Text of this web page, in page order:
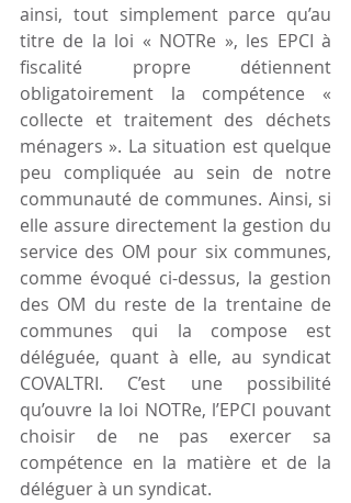
ainsi, tout simplement parce qu’au
titre de la loi « NOTRe », les EPCI à
fiscalité propre détiennent
obligatoirement la compétence «
collecte et traitement des déchets
ménagers ». La situation est quelque
peu compliquée au sein de notre
communauté de communes. Ainsi, si
elle assure directement la gestion du
service des OM pour six communes,
comme évoqué ci-dessus, la gestion
des OM du reste de la trentaine de
communes qui la compose est
déléguée, quant à elle, au syndicat
COVALTRI. C’est une possibilité
qu’ouvre la loi NOTRe, l’EPCI pouvant
choisir de ne pas exercer sa
compétence en la matière et de la
déléguer à un syndicat.